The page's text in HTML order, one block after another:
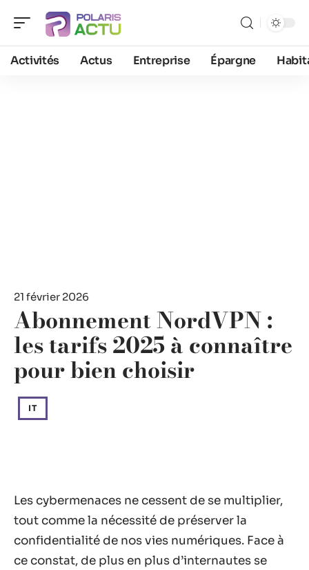
Activités Actus Entreprise Épargne
21 février 2026
Abonnement NordVPN :
les tarifs 2025 à connaître
pour bien choisir
IT
Les cybermenaces ne cessent de se multiplier,
tout comme la nécessité de préserver la
confidentialité de nos vies numériques. Face à
ce constat, de plus en plus d’internautes se